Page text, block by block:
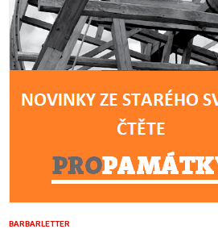
BARBARLETTER